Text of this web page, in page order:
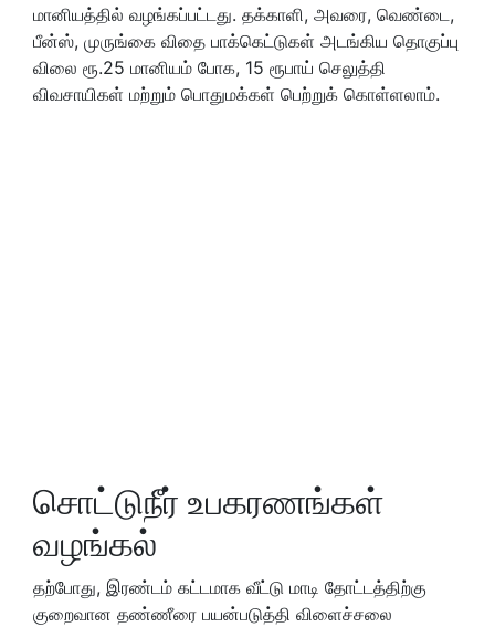
மானியத்தில் வழங்கப்பட்டது. தக்காளி, அவரை, வெண்டை,
பீன்ஸ், முருங்கை விதை பாக்கெட்டுகள் அடங்கிய தொகுப்பு
விலை ரூ.25 மானியம் போக, 15 ரூபாய் செலுத்தி
விவசாயிகள் மற்றும் பொதுமக்கள் பெற்றுக் கொள்ளலாம்.
சொட்டுநீர் உபகரணங்கள்
வழங்கல்
தற்போது, இரண்டம் கட்டமாக வீட்டு மாடி தோட்டத்திற்கு
குறைவான தண்ணீரை பயன்படுத்தி விளைச்சலை